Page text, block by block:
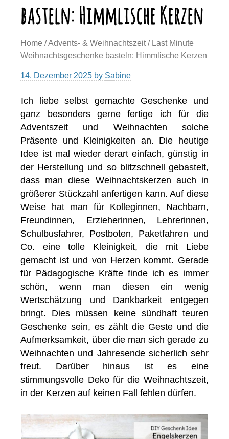
basteln: Himmlische Kerzen
Home /Advents- & Weihnachtszeit/ Last Minute
Weihnachtsgeschenke basteln: Himmlische Kerzen
14. Dezember 2025 by Sabine
Ich liebe selbst gemachte Geschenke und
ganz besonders gerne fertige ich für die
Adventszeit und Weihnachten solche
Präsente und Kleinigkeiten an. Die heutige
Idee ist mal wieder derart einfach, günstig in
der Herstellung und so blitzschnell gebastelt,
dass man diese Weihnachtskerzen auch in
größerer Stückzahl anfertigen kann. Auf diese
Weise hat man für Kolleginnen, Nachbarn,
Freundinnen, Erzieherinnen, Lehrerinnen,
Schulbusfahrer, Postboten, Paketfahren und
Co. eine tolle Kleinigkeit, die mit Liebe
gemacht ist und von Herzen kommt. Gerade
für Pädagogische Kräfte finde ich es immer
schön, wenn man diesen ein wenig
Wertschätzung und Dankbarkeit entgegen
bringt. Dies müssen keine sündhaft teuren
Geschenke sein, es zählt die Geste und die
Aufmerksamkeit, über die man sich gerade zu
Weihnachten und Jahresende sicherlich sehr
freut. Darüber hinaus ist es eine
stimmungsvolle Deko für die Weihnachtszeit,
in der Kerzen auf keinen Fall fehlen dürfen.